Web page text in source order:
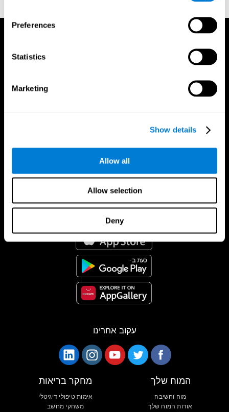
Preferences
Statistics
Marketing
Show details
Allow all
Allow selection
Deny
https://doi.org/10.1207/s15324826an1102_5
עקוב אחרינו
המוח שלך
מוח וחשיבה
אודות המוח שלך
מחקר בריאות
אימות טיפולי דיגיטלי
משחקי מחשב